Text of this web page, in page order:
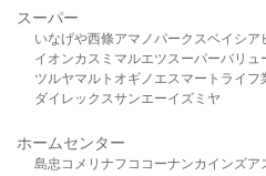
スーパー
いなげや西條アマノパークスベイシア
イオンカスミ マルエツスーパーバリュ
ツルヤマルト オギノ エスマート ライフ
ダイレックスサンエーイズミヤ
ホームセンター
島忠 コメリ ナフコ コーナンカインズア